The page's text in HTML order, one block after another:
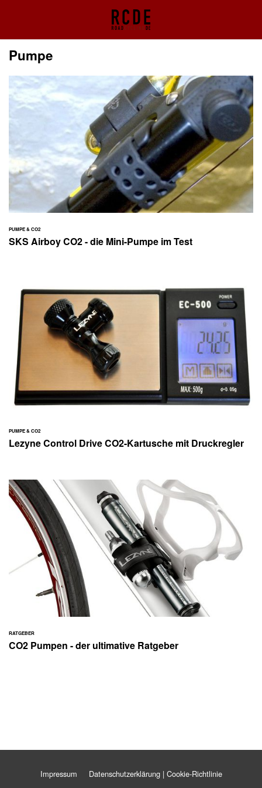
Pumpe
PUMPE & CO2
SKS Airboy CO2 - die Mini-Pumpe im Test
PUMPE & CO2
Lezyne Control Drive CO2-Kartusche mit Druckregler
RATGEBER
CO2 Pumpen - der ultimative Ratgeber
Impressum Datenschutzerklärung | Cookie-Richtlinie